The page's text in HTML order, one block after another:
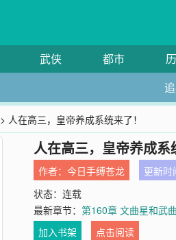
武侠 都市
> 人在高三，皇帝养成系统来了！
人在高三，皇帝养成系
作者：今日手缚苍龙 更新
状态：连载
最新章节：第160章 文曲星和武
加入书架
点击阅读